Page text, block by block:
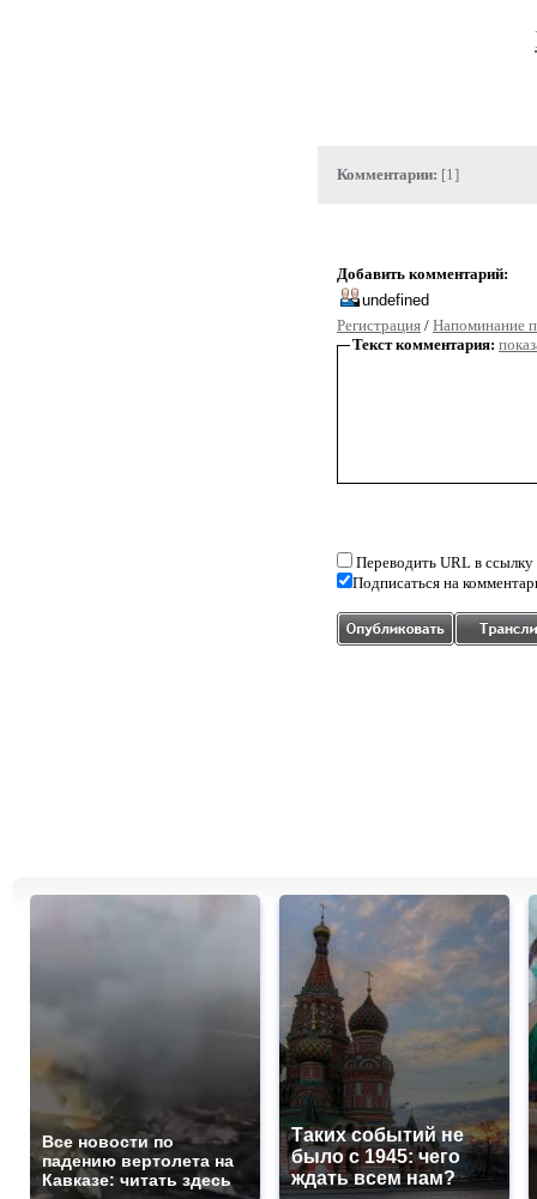
Комментарии: [1]
Добавить комментарий:
Регистрация / Напоминание
Текст комментария:
Переводить URL в ссылку
Подписаться на
Все новости по
падению вертолета на
Кавказе: читать здесь
Таких событий не
было с 1945: чего
ждать всем нам?